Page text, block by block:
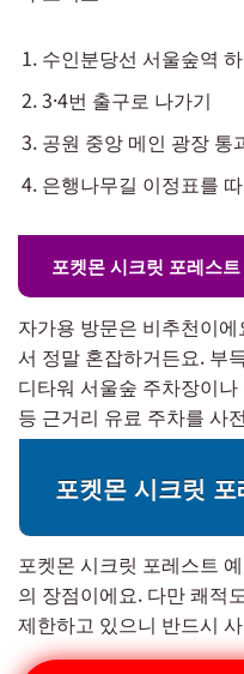
수인분당선 서울숲역
3·4번 출구로 나가기
공원 중앙 메인 광장 통
은행나무길 이정표를
포켓몬 시크릿 포레스
자가용 방문은 비추천이
서 정말 혼잡하거든요. 부
디타워 서울숲 주차장이
등 근거리 유료 주차를 사
포켓몬 시크릿
포켓몬 시크릿 포레스트
의 장점이에요. 다만 쾌적
제한하고 있으니 반드시